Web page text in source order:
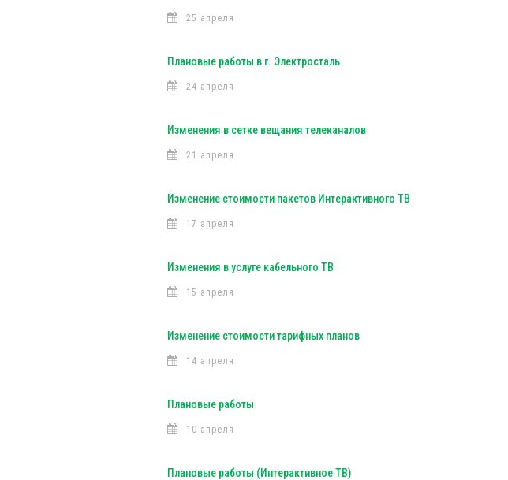
25 апреля
Плановые работы в г. Электросталь
24 апреля
Изменения в сетке вещания телеканалов
21 апреля
Изменение стоимости пакетов Интерактивного ТВ
17 апреля
Изменения в услуге кабельного ТВ
15 апреля
Изменение стоимости тарифных планов
14 апреля
Плановые работы
10 апреля
Плановые работы (Интерактивное ТВ)